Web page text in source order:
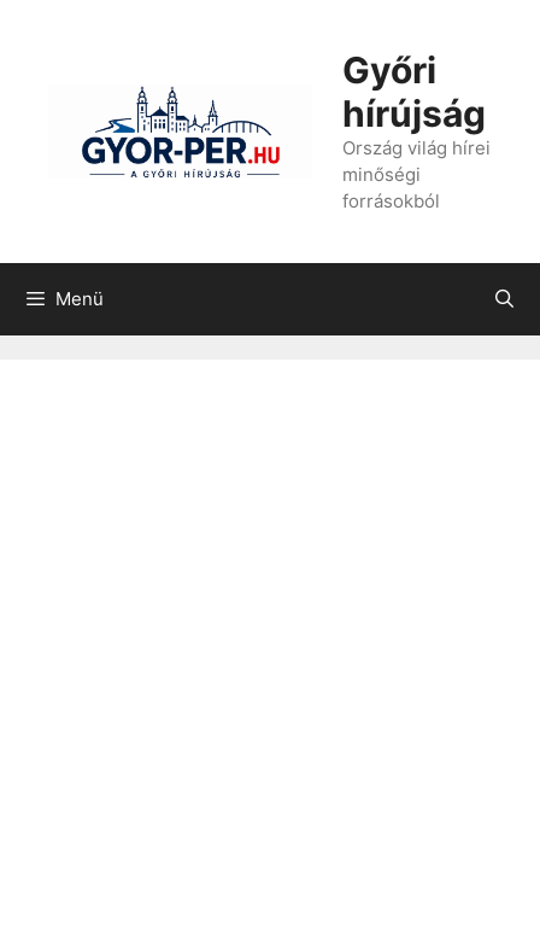
Győri
hírújság
Ország világ hírei
minőségi
forrásokból
Menü